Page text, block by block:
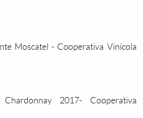
Moscatel - Cooperativa Vinícola
2017- Cooperativa